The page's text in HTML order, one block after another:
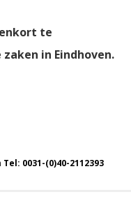
te
in Eindhoven.
Tel: 0031-(0)40-2112393